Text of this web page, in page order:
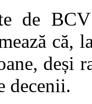
de
deși
decenii.